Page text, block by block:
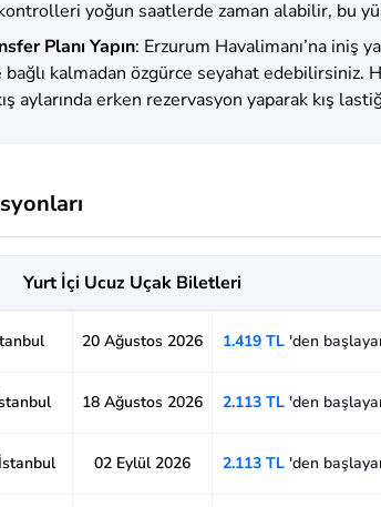
yoğun saatlerde zaman alabilir, bu
Planı Yapın: Erzurum Havalimanı’na iniş
kalmadan özgürce seyahat
aylarında erken rezervasyon yaparak kış
Yurt İçi Ucuz Uçak Biletleri
20 Ağustos 2026 1.419 TL'den
18 Ağustos 2026 2.113 TL'den
02 Eylül 2026 2.113 TL'den